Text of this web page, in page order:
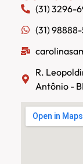
(31) 3296-
(31)
R.
Antônio -